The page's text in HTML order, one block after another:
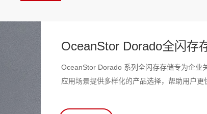
OceanStor Dorado全闪存
OceanStor Dorado 系列全闪存存储专为企业
应用场景提供多样化的产品选择，帮助用户更